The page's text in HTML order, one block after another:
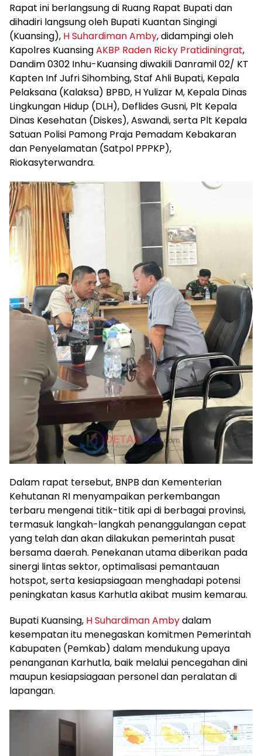
Rapat ini berlangsung di Ruang Rapat Bupati dan
dihadiri langsung oleh Bupati Kuantan Singingi
(Kuansing), H Suhardiman Amby, didampingi oleh
Kapolres KuansingAKBP Raden Ricky Pratidiningrat,
Dandim 0302 Inhu-Kuansing diwakili Danramil 02/ KT
Kapten Inf Jufri Sihombing, Staf Ahli Bupati, Kepala
Pelaksana (Kalaksa) BPBD, H Yulizar M, Kepala Dinas
Lingkungan Hidup (DLH), Deflides Gusni, Plt Kepala
Dinas Kesehatan (Diskes), Aswandi, serta Plt Kepala
Satuan Polisi Pamong Praja Pemadam Kebakaran
dan Penyelamatan (Satpol PPPKP),
Riokasyterwandra.
Dalam rapat tersebut, BNPB dan Kementerian
Kehutanan RI menyampaikan perkembangan
terbaru mengenai titik-titik api di berbagai provinsi,
termasuk langkah-langkah penanggulangan cepat
yang telah dan akan dilakukan pemerintah pusat
bersama daerah. Penekanan utama diberikan pada
sinergi lintas sektor, optimalisasi pemantauan
hotspot, serta kesiapsiagaan menghadapi potensi
peningkatan kasus Karhutla akibat musim kemarau.
Bupati Kuansing, H Suhardiman Ambydalam
kesempatan itu menegaskan komitmen Pemerintah
Kabupaten (Pemkab) dalam mendukung upaya
penanganan Karhutla, baik melalui pencegahan dini
maupun kesiapsiagaan personel dan peralatan di
lapangan.